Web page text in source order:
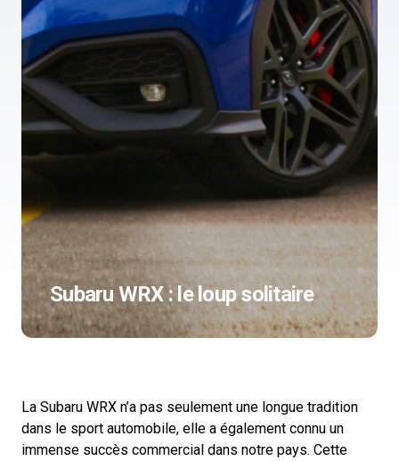
Subaru WRX : le loup solitaire
La Subaru WRX n’a pas seulement une longue tradition
dans le sport automobile, elle a également connu un
immense succès commercial dans notre pays. Cette